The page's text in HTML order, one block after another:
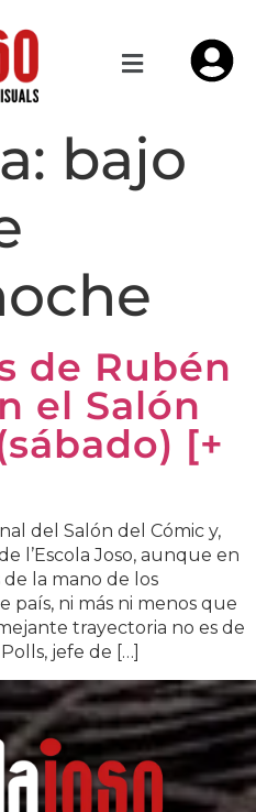
bajo
de Rubén
el Salón
[+
del Salón del Cómic y,
l’Escola Joso, aunque en
de la mano de los
país, ni más ni menos que
trayectoria no es de
jefe de […]